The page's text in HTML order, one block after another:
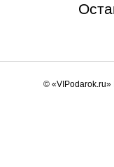
© «VIPodarok.ru»